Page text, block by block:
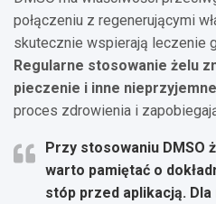
połączeniu z regenerującymi
skutecznie wspierają leczenie
Regularne stosowanie żelu
pieczenie i inne
proces zdrowienia i
Przy stosowaniu DMSO
warto pamiętać o
stóp przed aplikacją.